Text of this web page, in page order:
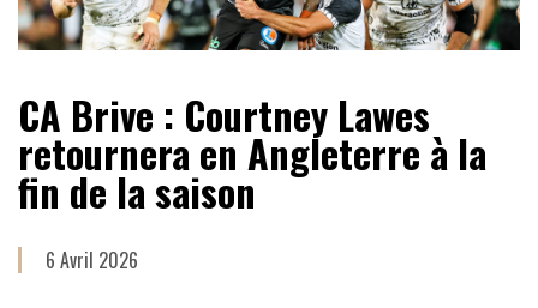
CA Brive : Courtney Lawes
retournera en Angleterre à la
fin de la saison
6 Avril 2026